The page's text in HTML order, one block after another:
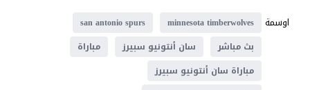
اوسمة
minnesota timberwolves
san antonio spurs
بث مباشر
سان أنتونيو سبيرز
مباراة
مباراة سان أنتونيو سبيرز